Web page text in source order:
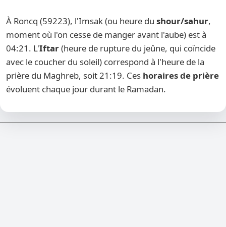
À Roncq (59223), l'Imsak (ou heure du shour/sahur,
moment où l'on cesse de manger avant l'aube) est à
04:21. L'Iftar(heure de rupture du jeûne, qui coïncide
avec le coucher du soleil) correspond à l'heure de la
prière du Maghreb, soit 21:19. Ces horaires de prière
évoluent chaque jour durant le Ramadan.